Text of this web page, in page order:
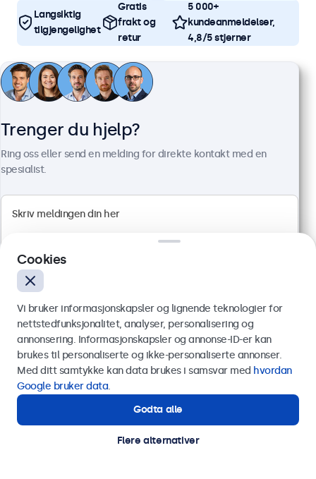
Langsiktig
tilgjengelighet
Gratis
frakt og
retur
5 000+
kundeanmeldelser,
4,8/5 stjerner
22" Touchskjerm Metall
Artikkelnr.:22TS7M
100+ stykker på lager
Full HD multi-touch panel
HDMI, DisplayPort, USB-C, VGA
Montering: bord, innebygget, vegg
Ytre mål: 522 x 317 x 45 mm
Trenger du hjelp?
Ring oss eller send en melding for direkte kontakt med en
spesialist.
Send
Eller ring oss på
Kontakt våre spesialister.
Cookies
Vi bruker informasjonskapsler og lignende teknologier for
nettstedfunksjonalitet, analyser, personalisering og
annonsering. Informasjonskapsler og annonse-ID-er kan
brukes til personaliserte og ikke-personaliserte annonser.
Med ditt samtykke kan data brukes i samsvar med hvordan
Google bruker data.
Godta alle
Flere alternativer